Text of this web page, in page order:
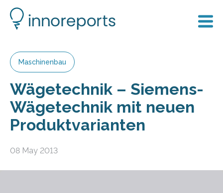
Maschinenbau
Wägetechnik – Siemens-
Wägetechnik mit neuen
Produktvarianten
08 May 2013